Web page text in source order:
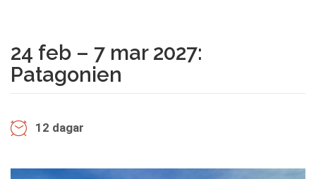
24 feb – 7 mar 2027:
Patagonien
12 dagar